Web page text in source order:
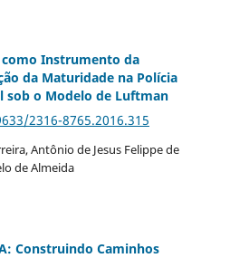
Instrumento da
da Maturidade na Polícia
sob o Modelo de Luftman
2316-8765.2016.315
Antônio de Jesus Felippe de
de Almeida
Construindo Caminhos